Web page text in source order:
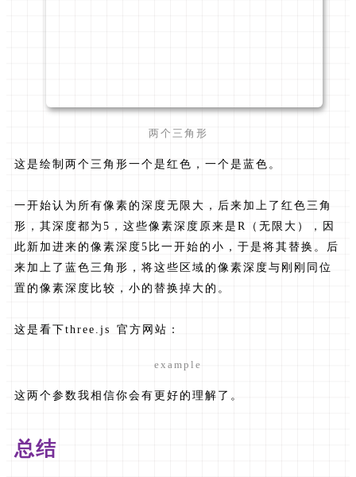
两个三角形
这是绘制两个三角形一个是红色，一个是蓝色。
一开始认为所有像素的深度无限大，后来加上了红色三角
形，其深度都为5，这些像素深度原来是R（无限大），因
此新加进来的像素深度5比一开始的小，于是将其替换。后
来加上了蓝色三角形，将这些区域的像素深度与刚刚同位
置的像素深度比较，小的替换掉大的。
这是看下three.js 官方网站：
example
这两个参数我相信你会有更好的理解了。
总结